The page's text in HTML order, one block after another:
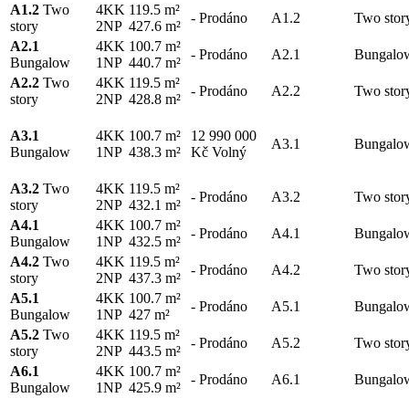
A1.2 Two
story
4KK
2NP
119.5 m²
427.6 m²
- Prodáno A1.2
Two
A2.1
Bungalow
4KK
1NP
100.7 m²
440.7 m²
- Prodáno A2.1
A2.2 Two
story
4KK
2NP
119.5 m²
428.8 m²
- Prodáno A2.2 Two
A3.1
Bungalow
4KK
1NP
100.7 m²
438.3 m²
12 990 000
Kč Volný
A3.1
A3.2 Two
story
4KK
2NP
119.5 m²
432.1 m²
- Prodáno A3.2
Two
A4.1
Bungalow
4KK
1NP
100.7 m²
432.5 m²
- Prodáno A4.1
A4.2 Two
story
4KK
2NP
119.5 m²
437.3 m²
- Prodáno A4.2
Two
A5.1
Bungalow
4KK
1NP
100.7 m²
427 m²
- Prodáno A5.1
A5.2 Two
story
4KK
2NP
119.5 m²
443.5 m²
- Prodáno A5.2
Two
A6.1
Bungalow
4KK
1NP
100.7 m²
425.9 m²
- Prodáno A6.1